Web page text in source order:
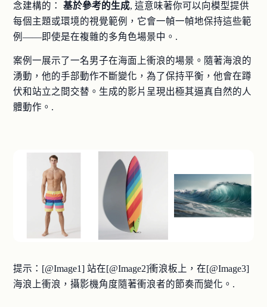
念建構的：基於參考的生成, 這意味著你可以向模型提供
每個主題或環境的視覺範例，它會一幀一幀地保持這些範
例——即使是在複雜的多角色場景中。.
案例一展示了一名男子在海面上衝浪的場景。隨著海浪的
湧動，他的手部動作不斷變化，為了保持平衡，他會在蹲
伏和站立之間交替。生成的影片呈現出極其逼真自然的人
體動作。.
提示：[@Image1] 站在[@Image2]衝浪板上，在[@Image3]
海浪上衝浪，攝影機角度隨著衝浪者的節奏而變化。.